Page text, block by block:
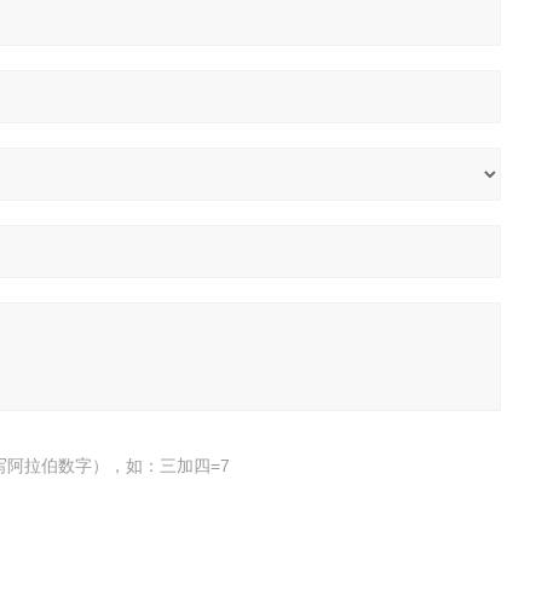
阿拉伯数字），如：三加四=7